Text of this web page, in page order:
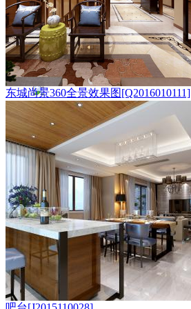
东城尚景360全景效果图[Q2016010111]